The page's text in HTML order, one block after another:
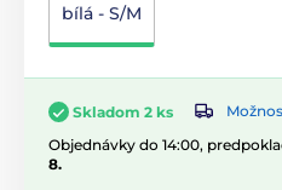
bílá - S/M
Skladom 2 ks
Objednávky do 14:00,
8.